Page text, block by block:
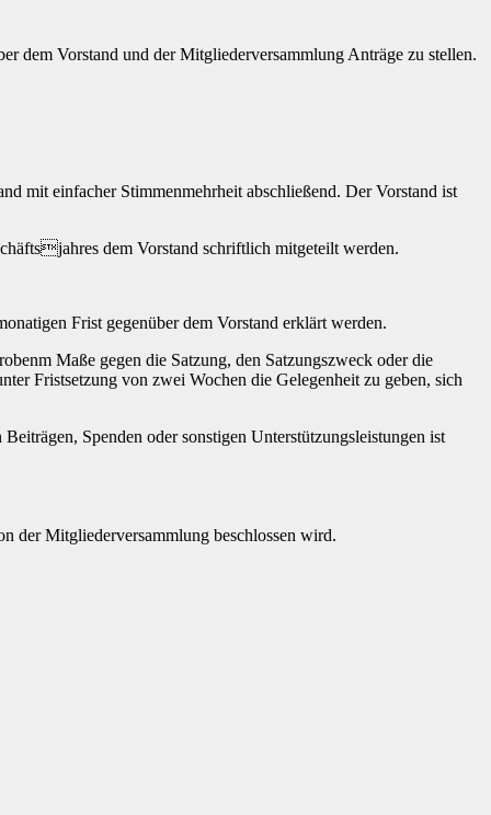
dem Vorstand und der Mitgliederversammlung Anträge zu stellen.
mit einfacher Stimmenmehrheit abschließend. Der Vorstand ist
dem Vorstand schriftlich mitgeteilt werden.
Frist gegenüber dem Vorstand erklärt werden.
Maße gegen die Satzung, den Satzungszweck oder die
Fristsetzung von zwei Wochen die Gelegenheit zu geben, sich
Spenden oder sonstigen Unterstützungsleistungen ist
der Mitgliederversammlung beschlossen wird.